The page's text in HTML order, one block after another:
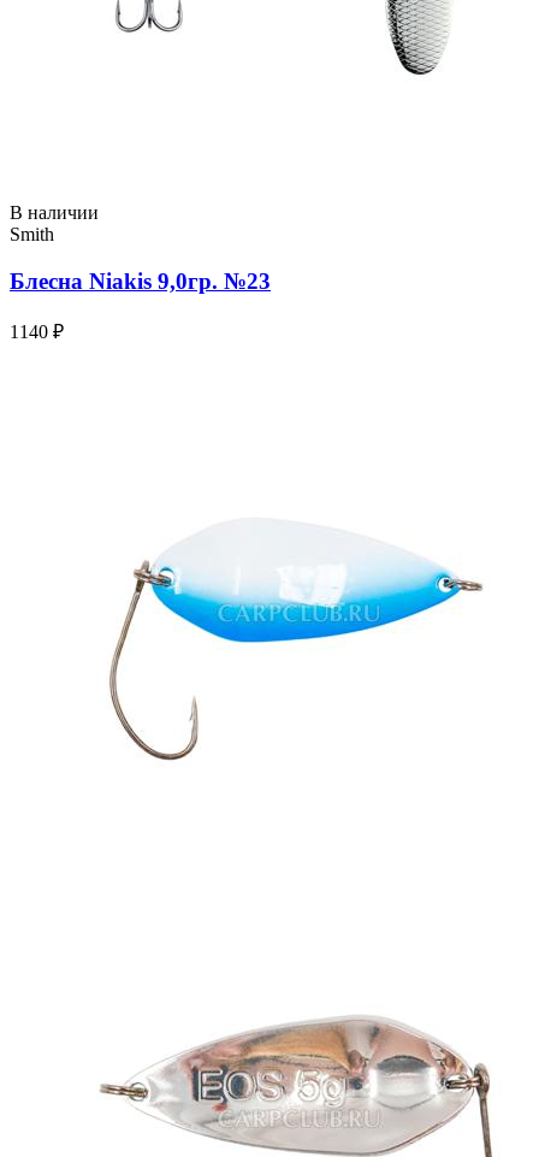
В наличии
Smith
Блесна Niakis 9,0гр. №23
1140 ₽